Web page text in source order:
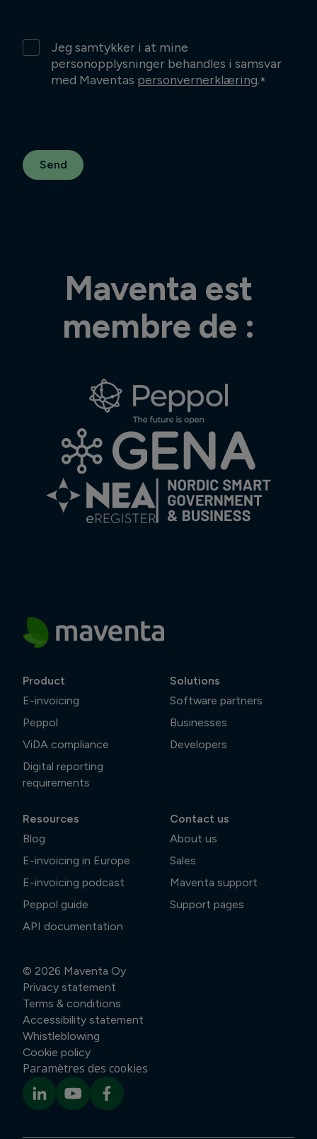
Jeg samtykker i at mine
personopplysninger behandles i samsvar
med Maventas personvernerklæring.*
Maventa est
membre de :
Product
E-invoicing
Peppol
ViDA compliance
Digital reporting
requirements
Solutions
Software partners
Businesses
Developers
Resources
Blog
E-invoicing in Europe
E-invoicing podcast
Peppol guide
API documentation
Contact us
About us
Sales
Maventa support
Support pages
© 2026 Maventa Oy
Privacy statement
Terms & conditions
Accessibility statement
Whistleblowing
Cookie policy
Paramètres des cookies